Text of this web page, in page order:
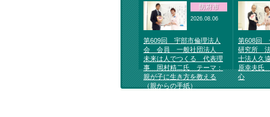
防府市
2026.08.06
第609回 宇部市倫理法人
会 会員 一般社団法人
未来は人でつくる 代表理
事 岡村精二氏 テーマ：
親が子に生き方を教える
（親からの手紙）
第608回
研究所
士法人久
原幸夫氏
心